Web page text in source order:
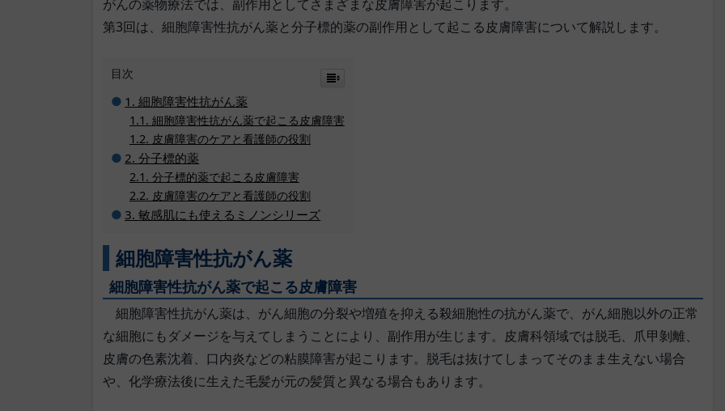
がんの薬物療法では、副作用としてさまざまな皮膚障害が起こります。
第3回は、細胞障害性抗がん薬と分子標的薬の副作用として起こる皮膚障害について解説します。
目次
細胞障害性抗がん薬
細胞障害性抗がん薬で起こる皮膚障害
皮膚障害のケアと看護師の役割
分子標的薬
分子標的薬で起こる皮膚障害
皮膚障害のケアと看護師の役割
敏感肌にも使えるミノンシリーズ
細胞障害性抗がん薬
細胞障害性抗がん薬で起こる皮膚障害
細胞障害性抗がん薬は、がん細胞の分裂や増殖を抑える殺細胞性の抗がん薬で、がん細胞以外の正常
な細胞にもダメージを与えてしまうことにより、副作用が生じます。皮膚科領域では脱毛、爪甲剝離、
皮膚の色素沈着、口内炎などの粘膜障害が起こります。脱毛は抜けてしまってそのまま生えない場合
や、化学療法後に生えた毛髪が元の髪質と異なる場合もあります。